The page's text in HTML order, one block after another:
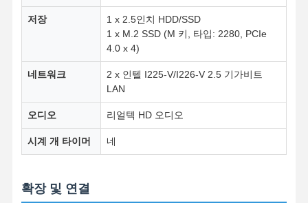
저장
1 x 2.5인치 HDD/SSD
1 x M.2 SSD (M 키, 타입: 2280, PCIe
4.0 x 4)
네트워크
2 x 인텔 I225-V/I226-V 2.5 기가비트
LAN
오디오 리얼텍 HD 오디오
시계 개 타이머 네
확장 및 연결